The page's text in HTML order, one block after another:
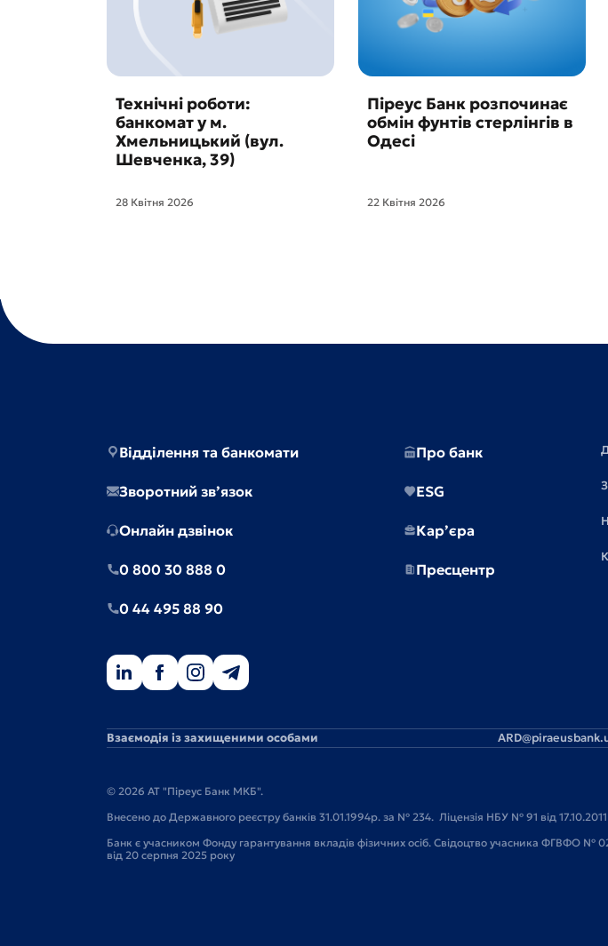
Технічні роботи:
банкомат у м.
Хмельницький (вул.
Шевченка, 39)
28 Квітня 2026
Піреус Банк розпочинає
обмін фунтів стерлінгів в
Одесі
22 Квітня 2026
Відділення та банкомати
Зворотний зв’язок
Онлайн дзвінок
0 800 30 888 0
0 44 495 88 90
Про банк
ESG
Кар’єра
Пресцентр
Взаємодія із захищеними особами
© 2026 АТ "Піреус Банк МКБ".
Внесено до Державного реєстру банків 31.01.1994р. за № 234. Ліцензія НБУ № 91 від 17.10.2011
Банк є учасником Фонду гарантування вкладів фізичних осіб. Свідоцтво учасника ФГВФО №
від 20 серпня 2025 року